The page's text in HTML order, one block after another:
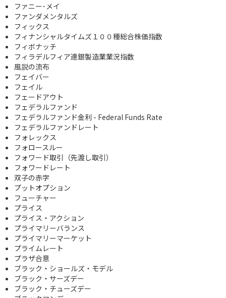
ファニー･メイ
ファンダメンタルズ
フィックス
フィナンシャルタイムズ１００種総合株価指数
フィボナッチ
フィラデルフィア連銀製造業業況指数
風説の流布
フェイバー
フェイル
フェードアウト
フェデラルファンド
フェデラルファンド金利 - Federal Funds Rate
フェデラルファンドレート
フォレックス
フォロースルー
フォワード取引（先渡し取引）
フォワードレート
双子の赤字
プットオプション
フューチャー
プライス
プライス・アクション
プライマリーバランス
プライマリーマーケット
プライムレート
プラザ合意
ブラック・ショールズ・モデル
ブラック・サーズデー
ブラック・チューズデー